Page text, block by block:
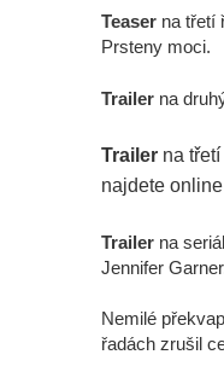
Teaser na třetí
Prsteny moci.
Trailer na
Trailer na
najdete
Trailer na
Jennifer
Nemilé
řadách zrušil